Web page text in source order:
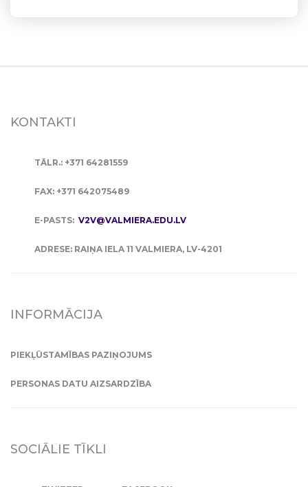
KONTAKTI
TĀLR.: +371 64281559
FAX: +371 642075489
E-PASTS: V2V@VALMIERA.EDU.LV
ADRESE: RAIŅA IELA 11 VALMIERA, LV-4201
INFORMĀCIJA
PIEKĻŪSTAMĪBAS PAZIŅOJUMS
PERSONAS DATU AIZSARDZĪBA
SOCIĀLIE TĪKLI